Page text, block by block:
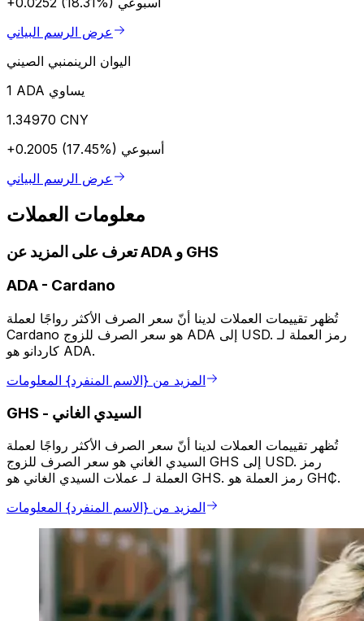
عرض الرسم البياني
اليوان الرينمنبي الصيني
1 ADA يساوي
1.34970 CNY
+0.2005 (17.45%) أسبوعي
عرض الرسم البياني
معلومات العملات
تعرف على المزيد عن ADA و GHS
ADA - Cardano
تُظهر تقييمات العملات لدينا أنّ سعر الصرف الأكثر رواجًا لعملة
Cardano هو سعر الصرف للزوج ADA إلى USD. رمز العملة لـ
كاردانو هو ADA.
المزيد من {الاسم المنفرد} المعلومات
GHS - السيدي الغاني
تُظهر تقييمات العملات لدينا أنّ سعر الصرف الأكثر رواجًا لعملة
السيدي الغاني هو سعر الصرف للزوج GHS إلى USD. رمز
العملة لـ عملات السيدي الغاني هو GHS. رمز العملة هو GH₵.
المزيد من {الاسم المنفرد} المعلومات